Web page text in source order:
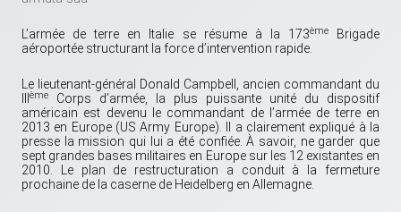
L’armée de terre en Italie se résume à la 173èmeBrigade
aéroportée structurant la force d’intervention rapide.
Le lieutenant-général Donald Campbell, ancien commandant du
ème
Corps d’armée, la plus puissante unité du dispositif
américain est devenu le commandant de l’armée de terre en
2013 en Europe (US Army Europe). Il a clairement expliqué à la
presse la mission qui lui a été confiée. À savoir, ne garder que
sept grandes bases militaires en Europe sur les 12 existantes en
2010. Le plan de restructuration a conduit à la fermeture
prochaine de la caserne de Heidelberg en Allemagne.